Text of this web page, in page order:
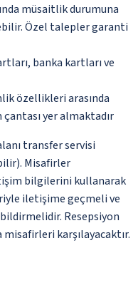
müsaitlik durumuna
Özel talepler garanti
banka kartları ve
özellikleri arasında
çantası yer almaktadır
transfer servisi
Misafirler
bilgilerini kullanarak
iletişime geçmeli ve
bildirmelidir. Resepsiyon
karşılayacaktır.